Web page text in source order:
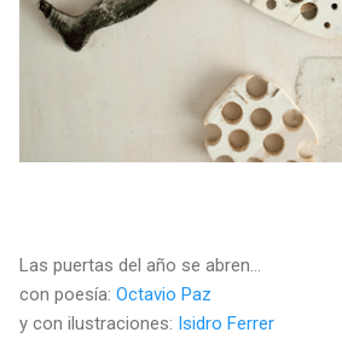
Las puertas del año se abren...
con poesía: Octavio Paz
y con ilustraciones: Isidro Ferrer